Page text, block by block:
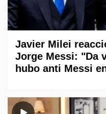
Javier Milei
Jorge Messi: "Da
hubo anti Messi